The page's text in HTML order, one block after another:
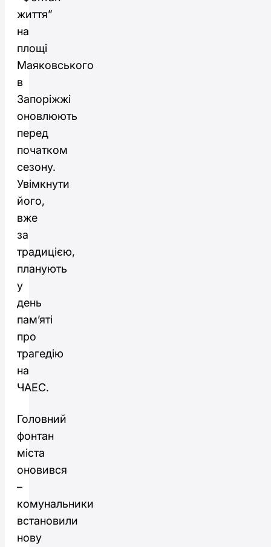
життя”
на
площі
Маяковського
в
Запоріжжі
оновлюють
перед
початком
сезону.
Увімкнути
його,
вже
за
традицією,
планують
у
день
пам’яті
про
трагедію
на
ЧАЕС.
Головний
фонтан
міста
оновився
–
комунальники
встановили
нову